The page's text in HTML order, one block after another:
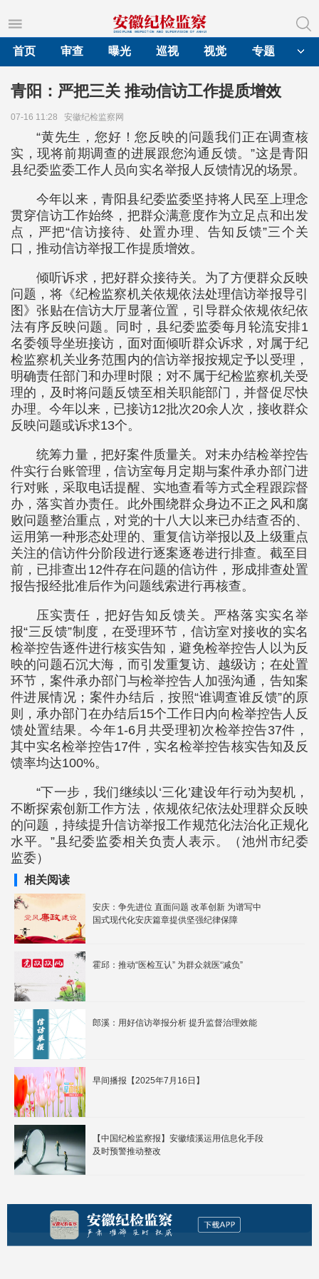
首页
审查 曝光 巡视 视觉 专题
青阳：严把三关 推动信访工作提质增效
07-16 11:28 安徽纪检监察网
“黄先生，您好！您反映的问题我们正在调查核
实，现将前期调查的进展跟您沟通反馈。”这是青阳
县纪委监委工作人员向实名举报人反馈情况的场景。
今年以来，青阳县纪委监委坚持将人民至上理念
贯穿信访工作始终，把群众满意度作为立足点和出发
点，严把“信访接待、处置办理、告知反馈”三个关
口，推动信访举报工作提质增效。
倾听诉求，把好群众接待关。为了方便群众反映
问题，将《纪检监察机关依规依法处理信访举报导引
图》张贴在信访大厅显著位置，引导群众依规依纪依
法有序反映问题。同时，县纪委监委每月轮流安排1
名委领导坐班接访，面对面倾听群众诉求，对属于纪
检监察机关业务范围内的信访举报按规定予以受理，
明确责任部门和办理时限；对不属于纪检监察机关受
理的，及时将问题反馈至相关职能部门，并督促尽快
办理。今年以来，已接访12批次20余人次，接收群众
反映问题或诉求13个。
统筹力量，把好案件质量关。对未办结检举控告
件实行台账管理，信访室每月定期与案件承办部门进
行对账，采取电话提醒、实地查看等方式全程跟踪督
办，落实首办责任。此外围绕群众身边不正之风和腐
败问题整治重点，对党的十八大以来已办结查否的、
运用第一种形态处理的、重复信访举报以及上级重点
关注的信访件分阶段进行逐案逐卷进行排查。截至目
前，已排查出12件存在问题的信访件，形成排查处置
报告报经批准后作为问题线索进行再核查。
压实责任，把好告知反馈关。严格落实实名举
报“三反馈”制度，在受理环节，信访室对接收的实名
检举控告逐件进行核实告知，避免检举控告人以为反
映的问题石沉大海，而引发重复访、越级访；在处置
环节，案件承办部门与检举控告人加强沟通，告知案
件进展情况；案件办结后，按照“谁调查谁反馈”的原
则，承办部门在办结后15个工作日内向检举控告人反
馈处置结果。今年1-6月共受理初次检举控告37件，
其中实名检举控告17件，实名检举控告核实告知及反
馈率均达100%。
“下一步，我们继续以‘三化’建设年行动为契机，
不断探索创新工作方法，依规依纪依法处理群众反映
的问题，持续提升信访举报工作规范化法治化正规化
水平。”县纪委监委相关负责人表示。（池州市纪委
监委）
相关阅读
安庆：争先进位 直面问题 改革创新 为谱写中
国式现代化安庆篇章提供坚强纪律保障
霍邱：推动“医检互认” 为群众就医“减负”
郎溪：用好信访举报分析 提升监督治理效能
早间播报【2025年7月16日】
【中国纪检监察报】安徽绩溪运用信息化手段
及时预警推动整改